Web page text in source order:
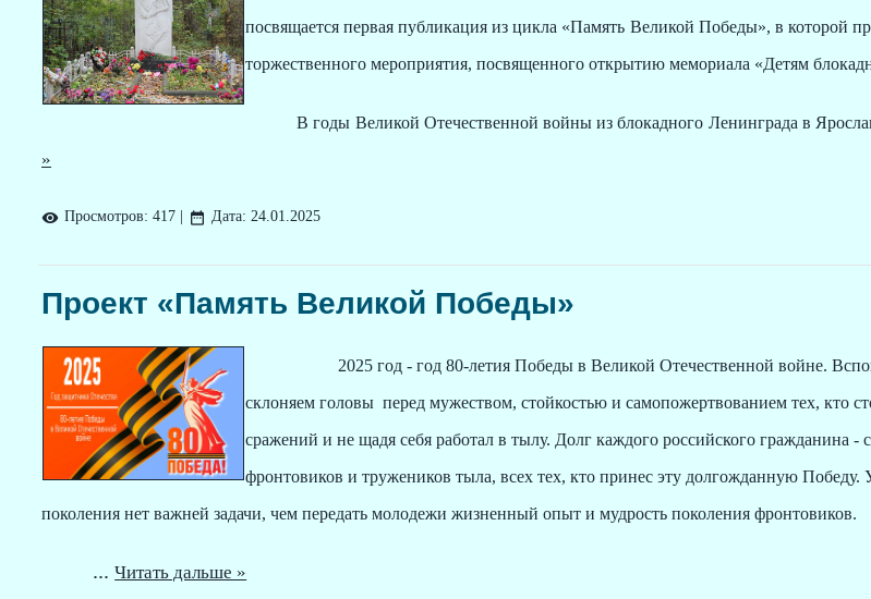
посвящается первая публикация из цикла «Память Великой Победы», в которой
торжественного мероприятия, посвященного открытию мемориала «Детям
В годы Великой Отечественной войны из блокадного Ленинграда в
»
Просмотров: 417 Дата: 24.01.2025
Проект «Память Великой Победы»
2025 год - год 80-летия Победы в Великой Отечественной войне.
склоняем головы перед мужеством, стойкостью и самопожертвованием тех, кто
сражений и не щадя себя работал в тылу. Долг каждого российского гражданина -
фронтовиков и тружеников тыла, всех тех, кто принес эту долгожданную
поколения нет важней задачи, чем передать молодежи жизненный опыт и мудрость поколения фронтовиков.
...Читать дальше »